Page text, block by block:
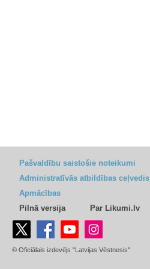
Pašvaldību saistošie noteikumi
Administratīvās atbildības ceļvedis
Apmācības
Pilnā versija
Par Likumi.lv
© Oficiālais izdevējs "Latvijas Vēstnesis"